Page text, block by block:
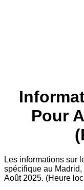
Pour
Les informations sur
spécifique au
Août 2025. (Heure